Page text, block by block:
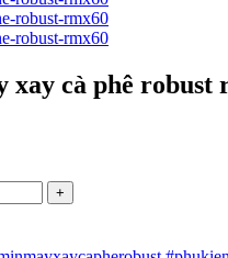
xay cà phê robust
+